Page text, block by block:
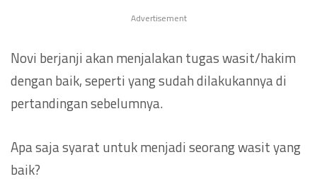
Advertisement
Novi berjanji akan menjalakan tugas wasit/hakim
dengan baik, seperti yang sudah dilakukannya di
pertandingan sebelumnya.
Apa saja syarat untuk menjadi seorang wasit yang
baik?